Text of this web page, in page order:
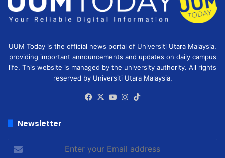
UUM Today is the official news portal of Universiti Utara Malaysia,
providing important announcements and updates on daily campus
life. This website is managed by the university authority. All rights
reserved by Universiti Utara Malaysia.
Facebook
X YouTubeInstagram
Newsletter
your